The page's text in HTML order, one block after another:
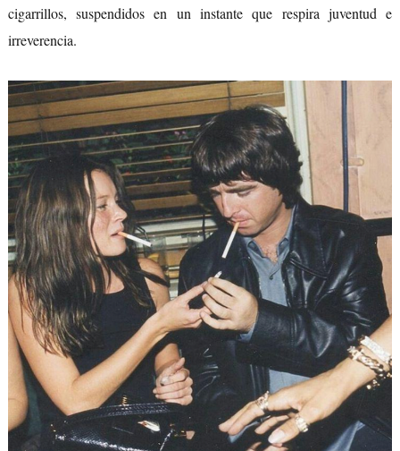
cigarrillos, suspendidos en un instante que respira juventud e
irreverencia.